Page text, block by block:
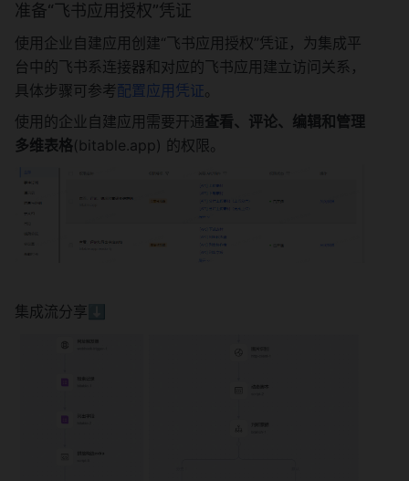
准备“飞书应用授权”凭证
使用企业自建应用创建“飞书应用授权”凭证，为集成平
台中的飞书系连接器和对应的飞书应用建立访问关系，
具体步骤可参考配置应用凭证。
使用的企业自建应用需要开通查看、评论、编辑和管理
多维表格(bitable.app) 的权限。
集成流分享⬇️